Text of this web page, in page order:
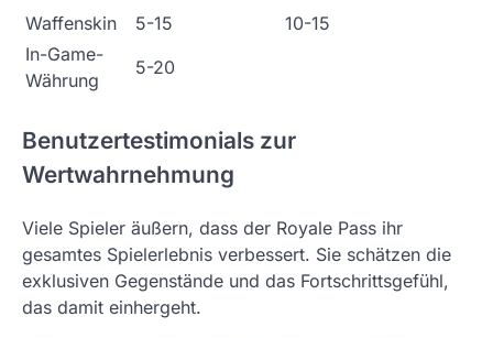
10-15
Waffenskin
5-15
In-Game-
Währung
5-20
Benutzertestimonials zur
Wertwahrnehmung
Viele Spieler äußern, dass der Royale Pass ihr
gesamtes Spielerlebnis verbessert. Sie schätzen die
exklusiven Gegenstände und das Fortschrittsgefühl,
das damit einhergeht.